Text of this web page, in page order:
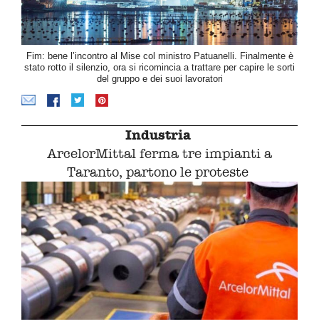
Fim: bene l’incontro al Mise col ministro Patuanelli. Finalmente è
stato rotto il silenzio, ora si ricomincia a trattare per capire le sorti
del gruppo e dei suoi lavoratori
Industria
ArcelorMittal ferma tre impianti a
Taranto, partono le proteste